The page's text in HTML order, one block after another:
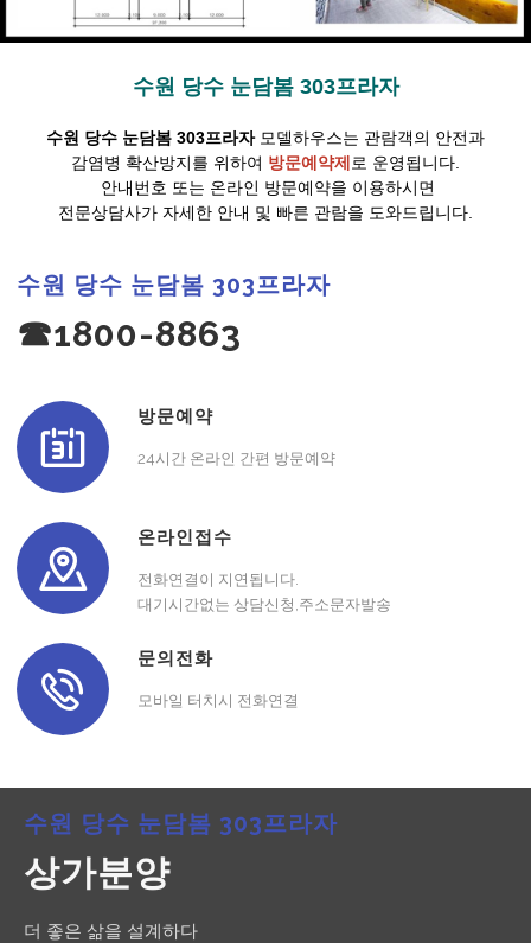
수원 당수 눈담봄 303프라자
수원 당수 눈담봄 303프라자모델하우스는 관람객의 안전과
감염병 확산방지를 위하여 방문예약제로 운영됩니다.
안내번호 또는 온라인 방문예약을 이용하시면
전문상담사가 자세한 안내 및 빠른 관람을 도와드립니다.
수원 당수 눈담봄 303프라자
☎1800-8863
방문예약
24시간 온라인 간편 방문예약
온라인접수
전화연결이 지연됩니다.
대기시간없는 상담신청,주소문자발송
문의전화
모바일 터치시 전화연결
수원 당수 눈담봄 303프라자
상가분양
더 좋은 삶을 설계하다